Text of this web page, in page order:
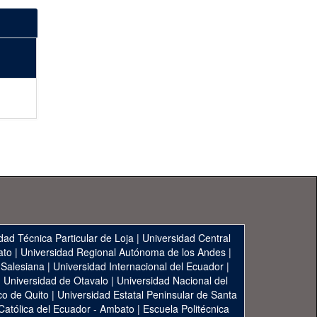
Técnica Particular de Loja | Universidad Central
| Universidad Regional Autónoma de los Andes|
| Universidad Internacional del Ecuador|
Universidad de Otavalo | Universidad Nacional del
de Quito | Universidad Estatal Peninsular de Santa
del Ecuador - Ambato | Escuela Politécnica